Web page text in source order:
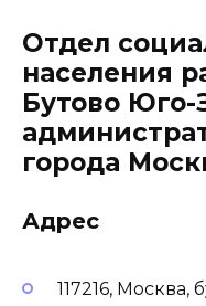
Отдел
населения
Бутово Юго-
города
Адрес
117216,